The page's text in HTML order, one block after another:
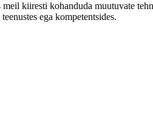
kiiresti kohanduda muutuvate
ega kompetentsides.